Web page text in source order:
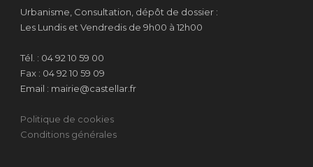
Urbanisme, Consultation, dépôt de dossier :
Les Lundis et Vendredis de 9h00 à 12h00
Tél. : 04 92 10 59 00
Fax : 04 92 10 59 09
Email : mairie@castellar.fr
Politique de cookies
Conditions générales